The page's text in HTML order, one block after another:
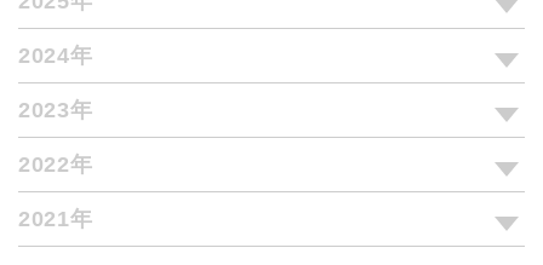
2024年
2023年
2022年
2021年